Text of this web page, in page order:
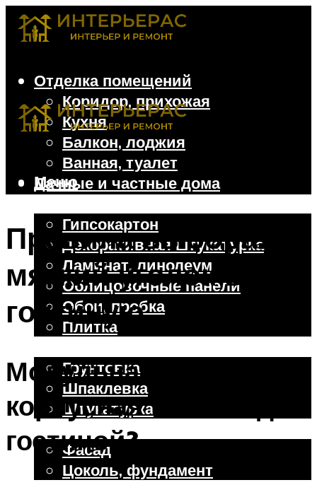
Отделка помещений
Коридор, прихожая
Кухня
Балкон, лоджия
Ванная, туалет
Дачные и частные дома
Гипсокартон
Декоративная штукатурка
Ламинат, линолеум
Облицовочные панели
Обои, пробка
Плитка
Грунтовка
Шпаклевка
Штукатурка
Внешняя отделка
Фасад
Цоколь, фундамент
Меню
Правила выбора:
мягкий уголок в
гостиную
Модульная или
корпусная мебель для
гостиной?